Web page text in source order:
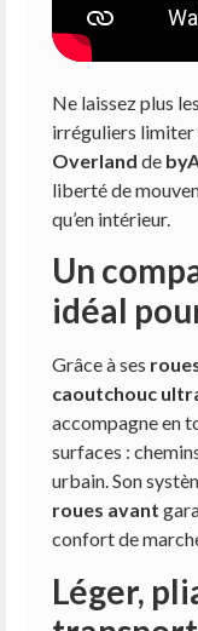
Ne laissez plus
irréguliers limiter
Overland de
liberté de
qu’en intérieur.
Un
idéal
Grâce à ses
caoutchouc
accompagne en
surfaces :
urbain. Son
roues avant
confort de
Léger,